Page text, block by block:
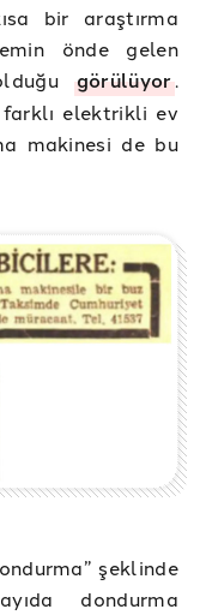
bir araştırma
önde gelen
görülüyor.
farklı elektrikli ev
makinesi de bu
şeklinde
dondurma